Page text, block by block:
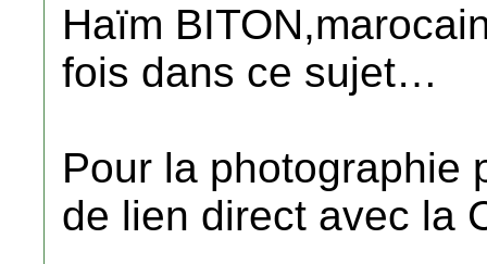
Haïm
fois dans ce sujet…
Pour la photographie
de lien direct avec la